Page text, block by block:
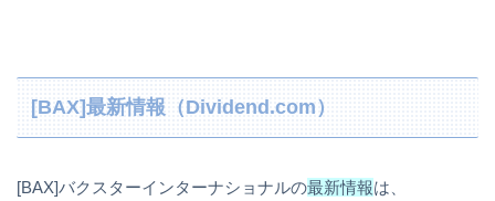
[BAX]最新情報（Dividend.com）
[BAX]バクスターインターナショナルの最新情報は、